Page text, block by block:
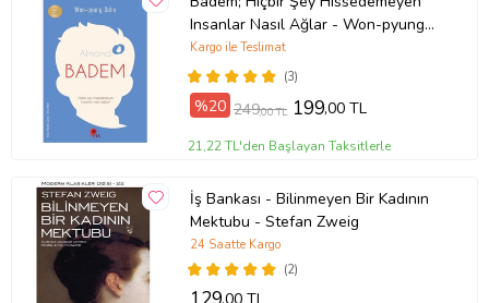
Insanlar Nasıl Ağlar - Won-pyung
Sohn - Peta Kitap
(3)
Kargo ile Teslimat
%20 249,00 TL 199,00 TL
21,22 TL'den Başlayan Taksitlerle
İş Bankası - Bilinmeyen Bir Kadının
Mektubu - Stefan Zweig
(2)
24 Saatte Kargo
,00 TL